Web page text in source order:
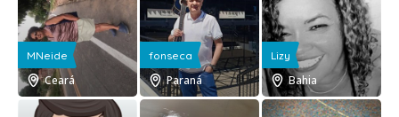
MNeide
Ceará
fonseca
Paraná
Lizy
Bahia